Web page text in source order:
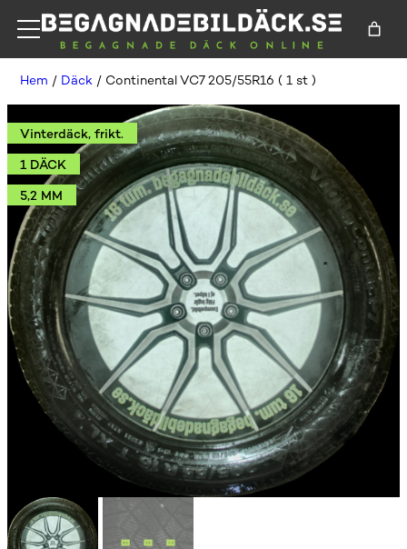
Hem / Däck / Continental VC7 205/55R16 ( 1 st )
Vinterdäck, frikt.
1 DÄCK
5,2 MM